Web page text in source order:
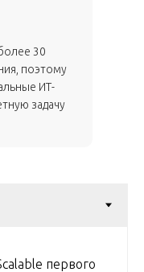
30
поэтому
ИТ-
задачу
первого